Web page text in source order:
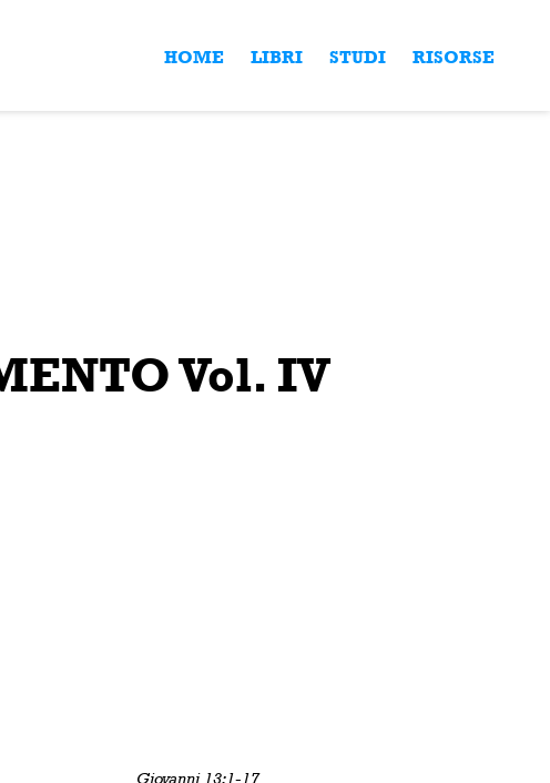
HOME LIBRI STUDI RISORSE
Vol. IV
Giovanni 13:1-17